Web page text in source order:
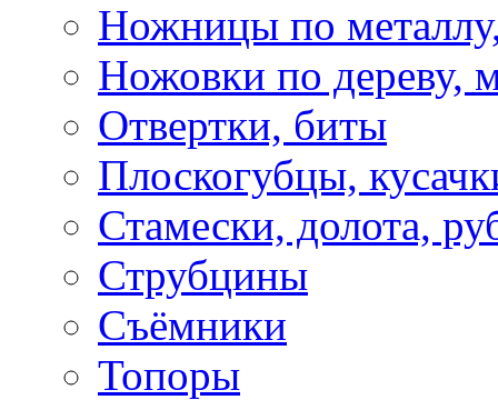
Ножницы по
Ножовки по дереву,
Отвертки, биты
Плоскогубцы,
Стамески, долота,
Струбцины
Съёмники
Топоры